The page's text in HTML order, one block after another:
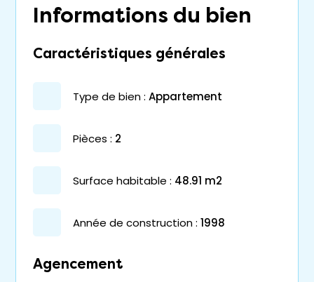
Informations du bien
Caractéristiques générales
type de bien : appartement
pièces : 2
surface habitable : 48.91 m2
année de construction : 1998
Agencement